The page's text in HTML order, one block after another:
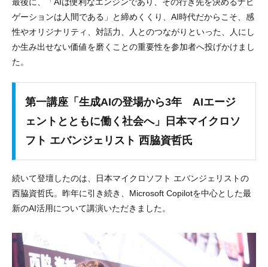
最後に、「AIは便利なエンジンであり、その行き先を決めるナビ
ゲーションは人間である」と締めくくり、AI時代だからこそ、感
性やオリジナリティ、対話力、人とのつながりといった、人にし
か生み出せない価値を磨くことの重要性を参加者へ投げかけまし
た。
第一講座「生成AIの登場から3年 AIエージ
ェントとともに働く社会へ」日本マイクロソ
フト エバンジェリスト 西脇資哲氏
続いて登壇したのは、日本マイクロソフト エバンジェリストの
西脇資哲氏。昨年に引き続き、Microsoft Copilotを中心とした最
新のAI活用について講演いただきました。